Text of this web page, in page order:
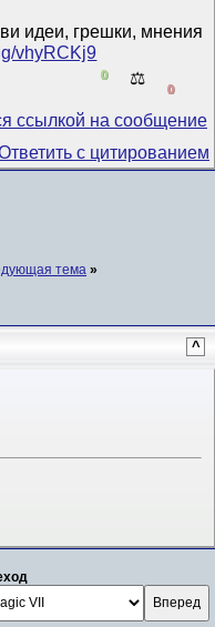
идеи, грешки, мнения
vhyRCKj9
0 ⚖️
0
тема »
^